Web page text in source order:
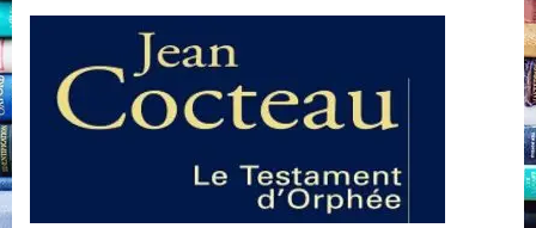
d’Orphée,
Jean
Cocteau